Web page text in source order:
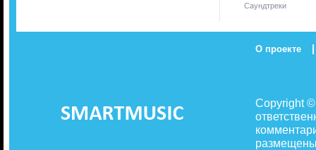
Саундтреки
О проекте |
Copyright
размещены